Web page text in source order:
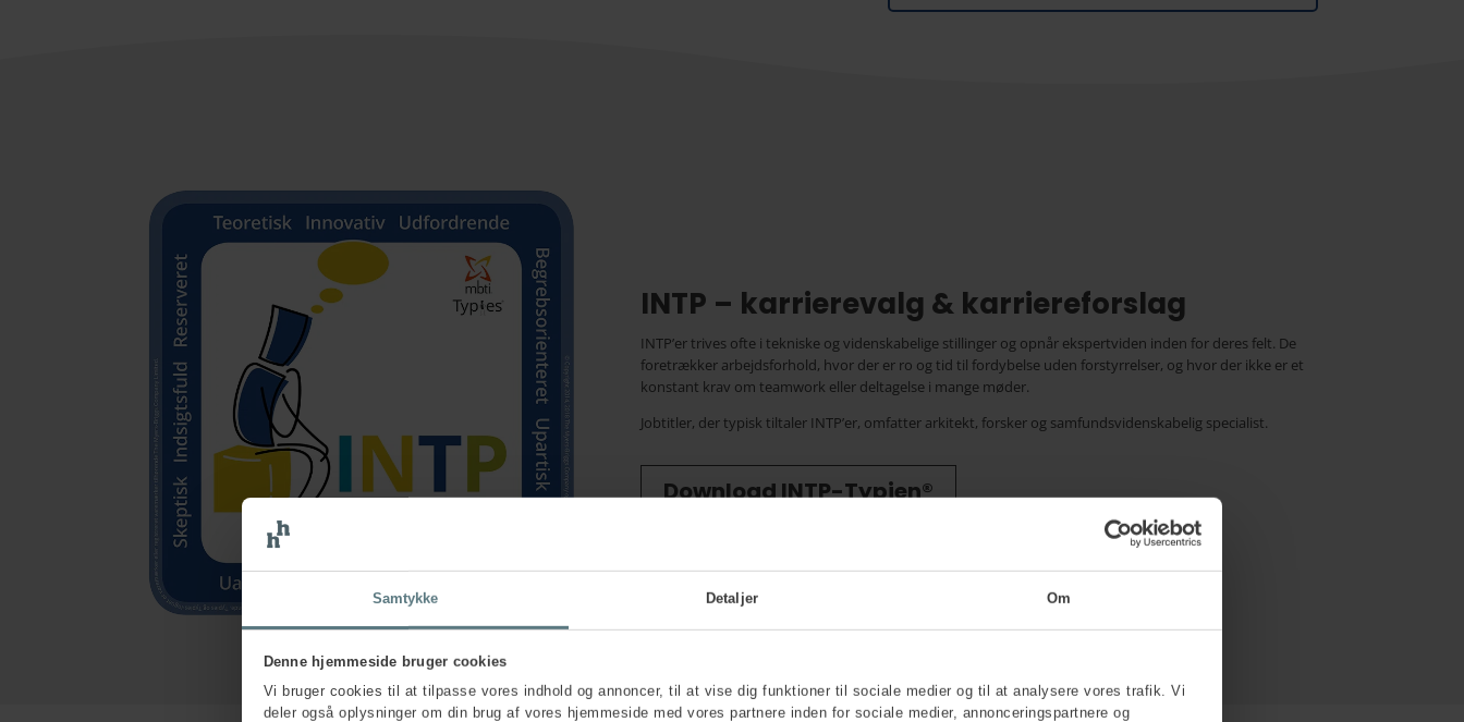
Samtykke Detaljer Om
Denne hjemmeside bruger cookies
Vi bruger cookies til at tilpasse vores indhold og annoncer, til at vise dig funktioner til sociale medier og til at analysere vores trafik. Vi
deler også oplysninger om din brug af vores hjemmeside med vores partnere inden for sociale medier, annonceringspartnere og
INTP – karrierevalg & karriereforslag
INTP’er trives ofte i tekniske og videnskabelige stillinger og opnår ekspertviden inden for deres felt. De
foretrækker arbejdsforhold, hvor der er ro og tid til fordybelse uden forstyrrelser, og hvor der ikke er et
konstant krav om teamwork eller deltagelse i mange møder.
Jobtitler, der typisk tiltaler INTP’er, omfatter arkitekt, forsker og samfundsvidenskabelig specialist.
Download INTP-Typien®